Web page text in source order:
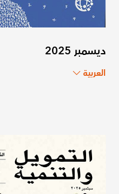
ديسمبر 2025
العربية